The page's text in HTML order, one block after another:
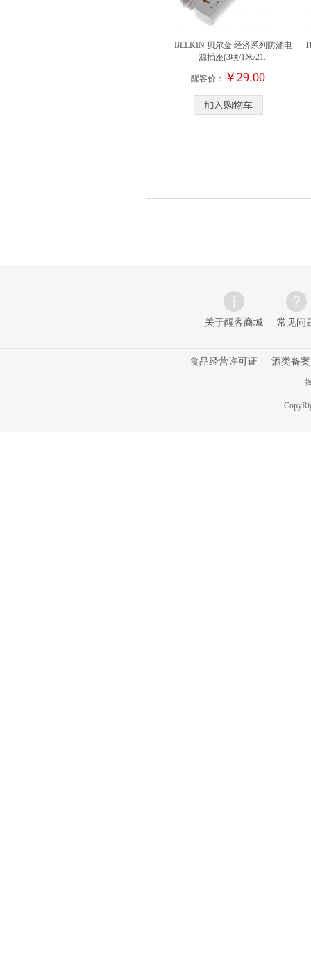
BELKIN 贝尔金 经济系列防涌电
源插座(3联/1米/21..
醒客价： ￥29.00
关于醒客商城 常见问
食品经营许可证 酒类备案